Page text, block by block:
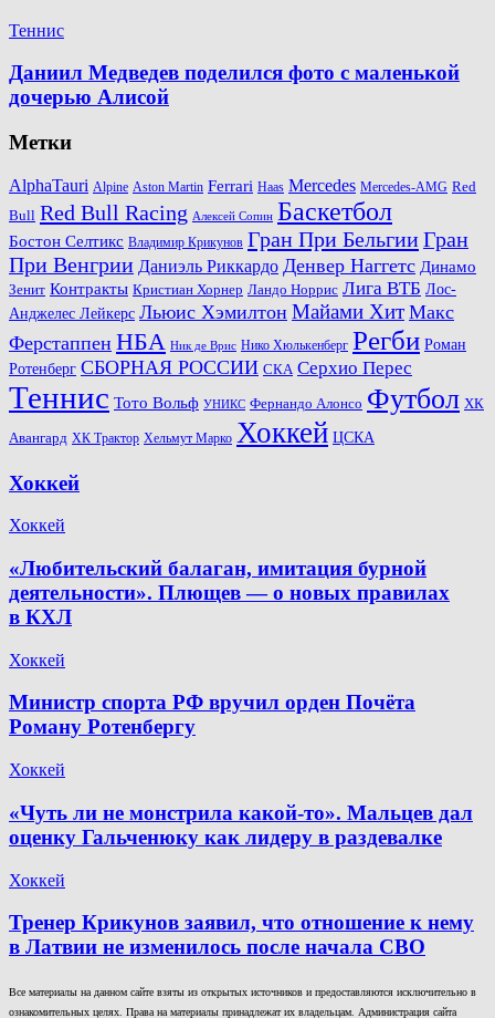
Теннис
Даниил Медведев поделился фото с маленькой
дочерью Алисой
Метки
AlphaTauri Alpine Aston Martin Ferrari Haas Mercedes Mercedes-AMG Red
Bull Red Bull Racing Алексей Сопин Баскетбол
Бостон Селтикс Владимир Крикунов Гран При БельгииГран
При Венгрии Даниэль Риккардо Денвер Наггетс Динамо
Зенит Контракты Кристиан Хорнер Ландо Норрис Лига ВТБ Лос-
Анджелес Лейкерс Льюис Хэмилтон Майами Хит Макс
Ферстаппен НБА Ник де Врис Нико Хюлькенберг Регби Роман
Ротенберг СБОРНАЯ РОССИИ СКА Серхио Перес
Теннис Тото Вольф УНИКС Фернандо Алонсо Футбол ХК
Авангард ХК Трактор Хельмут Марко Хоккей ЦСКА
Хоккей
Хоккей
«Любительский балаган, имитация бурной
деятельности». Плющев — о новых правилах
в КХЛ
Хоккей
Министр спорта РФ вручил орден Почёта
Роману Ротенбергу
Хоккей
«Чуть ли не монстрила какой-то». Мальцев дал
оценку Гальченюку как лидеру в раздевалке
Хоккей
Тренер Крикунов заявил, что отношение к нему
в Латвии не изменилось после начала СВО
Все материалы на данном сайте взяты из открытых источников и предоставляются исключительно в
ознакомительных целях. Права на материалы принадлежат их владельцам. Администрация сайта